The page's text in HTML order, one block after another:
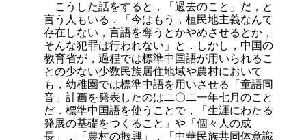
こうした話をすると，「過去のこと」だ，と
言う人もいる．「今はもう，植民地主義なんて
存在しない，言語を奪うとかやめさせるとか，
そんな犯罪は行われない」と．しかし，中国の
教育省が，過程では標準中国語が用いられるこ
との少ない少数民族居住地域や農村において
も，幼稚園では標準中語を用いさせる「童語同
音」計画を発表したのは二〇二一年七月のこと
だ．標準中国語を使うことで，「生涯にわたる
発展の基礎をつくること」や「個々人の成
長」，「農村の振興」，「中華民族共同体意識